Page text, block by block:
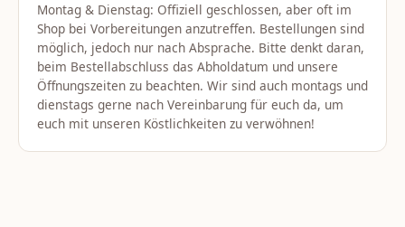
Montag & Dienstag: Offiziell geschlossen, aber oft im
Shop bei Vorbereitungen anzutreffen. Bestellungen sind
möglich, jedoch nur nach Absprache. Bitte denkt daran,
beim Bestellabschluss das Abholdatum und unsere
Öffnungszeiten zu beachten. Wir sind auch montags und
dienstags gerne nach Vereinbarung für euch da, um
euch mit unseren Köstlichkeiten zu verwöhnen!